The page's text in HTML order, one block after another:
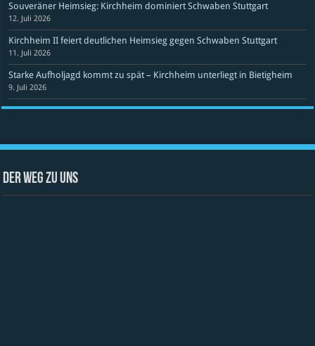
Souveräner Heimsieg: Kirchheim dominiert Schwaben Stuttgart
12. Juli 2026
Kirchheim II feiert deutlichen Heimsieg gegen Schwaben Stuttgart
11. Juli 2026
Starke Aufholjagd kommt zu spät – Kirchheim unterliegt in Bietigheim
9. Juli 2026
Der Weg zu uns